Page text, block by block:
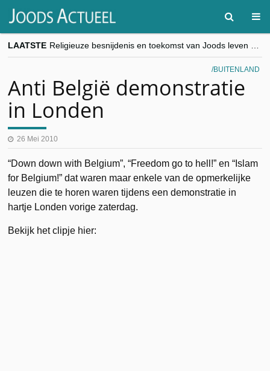
LAATSTE
“Besnijdenisdebat toont hoe moeilijk seculiere Westen minderheden begrijpt”, Jinnih Beels (Vooruit)
CITYTRIP | ROEMENIË – Boekarest: de verrassing van Oost-Europa
BUITENLAND
Anti België demonstratie
in Londen
26 Mei 2010
“Down down with Belgium”, “Freedom go to hell!” en “Islam
for Belgium!” dat waren maar enkele van de opmerkelijke
leuzen die te horen waren tijdens een demonstratie in
hartje Londen vorige zaterdag.
Bekijk het clipje hier: